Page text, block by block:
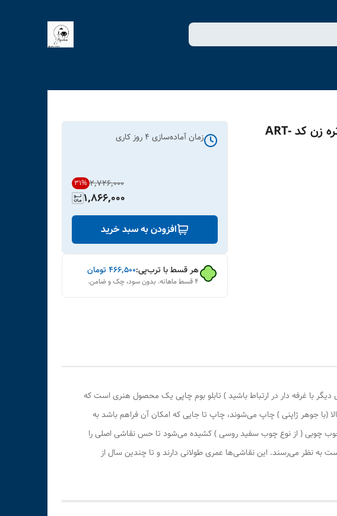
تابلو بوم چاپی لاویا طرح پرتره زن کد ART-
زمان آماده‌سازی 4 روز کاری
۲٬۷۲۶٬۰۰۰ 31%
1,866,000
افزودن به سبد خرید
هر قسط با ترب‌پی:۴۶۶٬۵۰۰ تومان
۴ قسط ماهانه. بدون سود، چک و ضامن.
با غرفه دار در ارتباط باشید ) تابلو بوم چاپی یک محصول هنری است که
جوهر ژاپنی ) چاپ می‌شوند، چاپ تا جایی که امکان آن فراهم باشد به
چوبی ( از نوع چوب سفید روسی ) کشیده می‌شود تا حس نقاشی اصلی را
به نظر می‌رسند. این نقاشی‌ها عمری طولانی دارند و تا چندین سال از